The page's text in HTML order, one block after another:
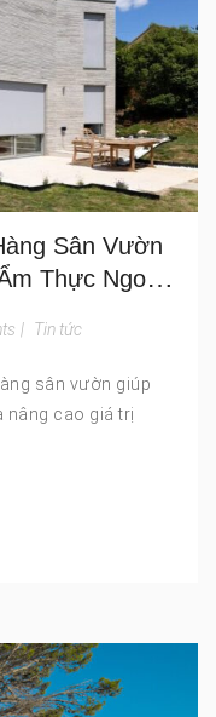
Sân Vườn
Thực Ngoài
| Tin tức
sân vườn giúp
nâng cao giá trị